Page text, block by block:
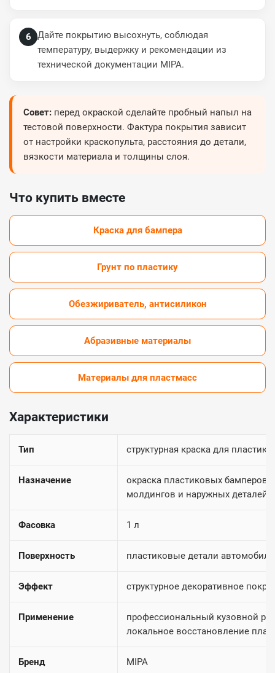
6
Дайте покрытию высохнуть, соблюдая
температуру, выдержку и рекомендации из
технической документации MIPA.
Совет: перед окраской сделайте пробный напыл на
тестовой поверхности. Фактура покрытия зависит
от настройки краскопульта, расстояния до детали,
вязкости материала и толщины слоя.
Что купить вместе
Краска для бампера
Грунт по пластику
Обезжириватель, антисиликон
Абразивные материалы
Материалы для пластмасс
Характеристики
Тип структурная краска для пластика
Назначение
окраска пластиковых бамперов,
молдингов и наружных деталей
Фасовка 1 л
Поверхность пластиковые детали автомобиля
Эффект структурное декоративное
Применение
профессиональный кузовной
локальное восстановление
Бренд MIPA